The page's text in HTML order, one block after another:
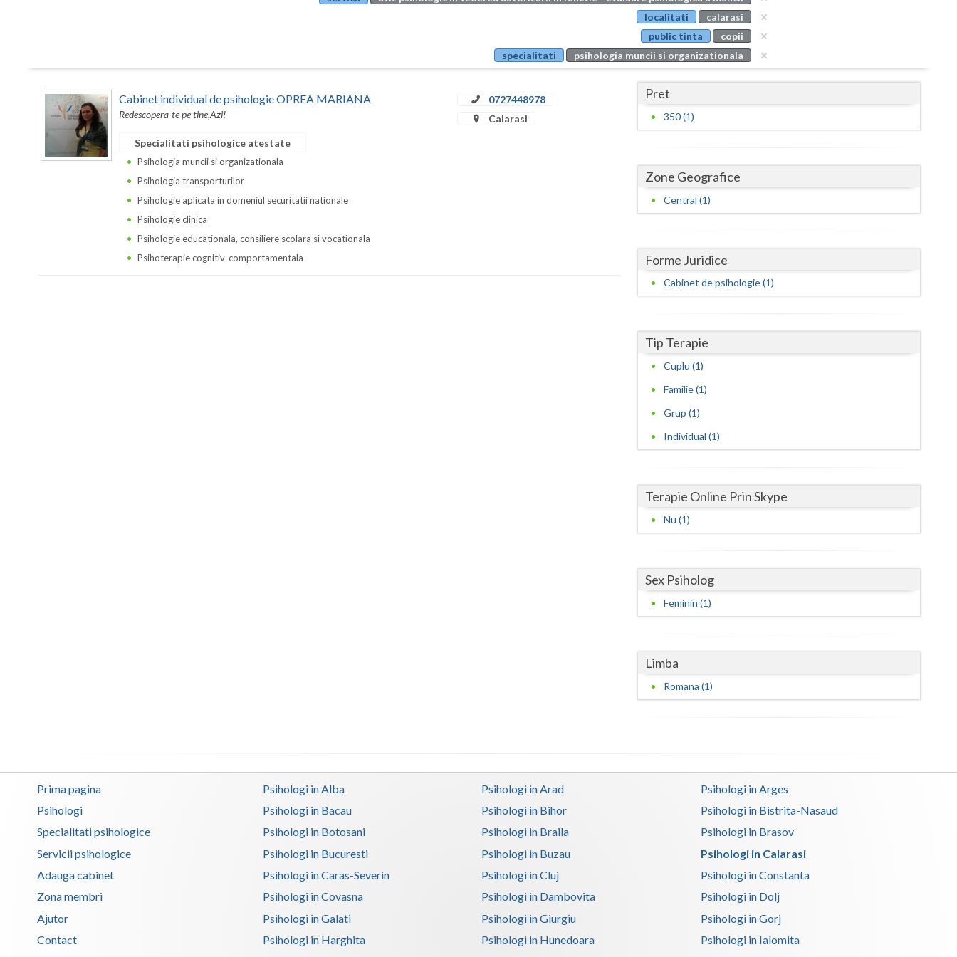
Buzau
Calarasi
Caras-Severin
Gorj
Mehedinti
Tulcea
Valcea
Vaslui
Vrancea
localitati
calarasi
public tinta
copii
specialitati
psihologia muncii si organizationala
Cabinet individual de psihologie OPREA MARIANA
Redescopera-te pe tine,Azi!
0727448978
Calarasi
Specialitati psihologice atestate
Psihologia muncii si organizationala
Psihologia transporturilor
Psihologie aplicata in domeniul securitatii nationale
Psihologie clinica
Psihologie educationala, consiliere scolara si vocationala
Psihoterapie cognitiv-comportamentala
Pret
350 (1)
Zone Geografice
Central (1)
Forme Juridice
Cabinet de psihologie (1)
Tip Terapie
Cuplu (1)
Familie (1)
Grup (1)
Individual (1)
Terapie Online Prin Skype
Nu (1)
Sex Psiholog
Feminin (1)
Limba
Romana (1)
Prima pagina
Psihologi
Specialitati psihologice
Servicii psihologice
Adauga cabinet
Zona membri
Ajutor
Contact
Psihologi in Alba Psihologi in Arad
Psihologi in Arges
Psihologi in Bacau
Psihologi in Bihor
Psihologi in Bistrita-Nasaud
Psihologi in Botosani
Psihologi in Braila
Psihologi in Brasov
Psihologi in Bucuresti
Psihologi in Buzau
Psihologi in Calarasi
Psihologi in Caras-Severin
Psihologi in Cluj
Psihologi in Constanta
Psihologi in Covasna
Psihologi in Dambovita
Psihologi in Dolj
Psihologi in Galati
Psihologi in Giurgiu
Psihologi in Gorj
Psihologi in Harghita
Psihologi in Hunedoara
Psihologi in Ialomita